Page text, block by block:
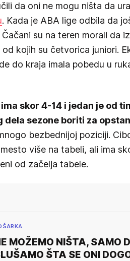
da oni ne mogu ništa da
. Kada je ABA lige odbila da
su na teren morali da
kojih su četvorica juniori.
do kraja imala pobedu u
skor 4-14 i jedan je od
dela sezone boriti za
bezbednijoj poziciji.
više na tabeli, ali ima
od začelja tabele.
MOŽEMO NIŠTA, SAMO
ŠTA SE ONI